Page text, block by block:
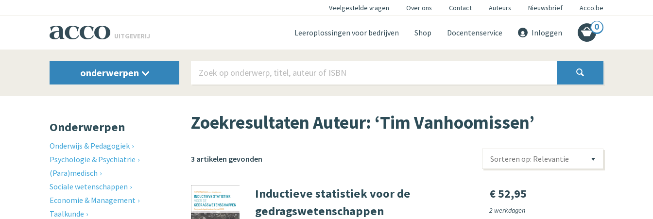
Veelgestelde vragen Over ons Contact Auteurs Nieuwsbrief Acco.be
UITGEVERIJ Leeroplossingen voor bedrijven Shop Docentenservice Inloggen
0
onderwerpen
Onderwerpen
Onderwijs & Pedagogiek
Psychologie & Psychiatrie
(Para)medisch
Sociale wetenschappen
Economie & Management
Taalkunde
Zoekresultaten Auteur: ‘Tim Vanhoomissen’
3 artikelen gevonden Sorteren op: Relevantie
Inductieve statistiek voor de
gedragswetenschappen
€ 52,95
2 werkdagen